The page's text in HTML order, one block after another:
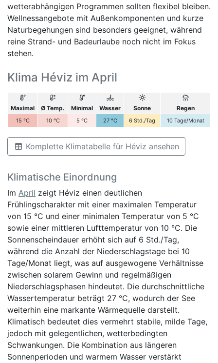
wetterabhängigen Programmen sollten flexibel bleiben.
Wellnessangebote mit Außenkomponenten und kurze
Naturbegehungen sind besonders geeignet, während
reine Strand- und Badeurlaube noch nicht im Fokus
stehen.
Klima Héviz im April
Maximal Ø Temp. Minimal Wasser Sonne Regen
15 °C 10 °C 5 °C 27 °C 6 Std./Tag 10 Tage/Monat
Komplette Klimatabelle für Héviz ansehen
Klimatische Einordnung
Im April zeigt Héviz einen deutlichen
Frühlingscharakter mit einer maximalen Temperatur
von 15 °C und einer minimalen Temperatur von 5 °C
sowie einer mittleren Lufttemperatur von 10 °C. Die
Sonnenscheindauer erhöht sich auf 6 Std./Tag,
während die Anzahl der Niederschlagstage bei 10
Tage/Monat liegt, was auf ausgewogene Verhältnisse
zwischen solarem Gewinn und regelmäßigen
Niederschlagsphasen hindeutet. Die durchschnittliche
Wassertemperatur beträgt 27 °C, wodurch der See
weiterhin eine markante Wärmequelle darstellt.
Klimatisch bedeutet dies vermehrt stabile, milde Tage,
jedoch mit gelegentlichen, wetterbedingten
Schwankungen. Die Kombination aus längeren
Sonnenperioden und warmem Wasser verstärkt